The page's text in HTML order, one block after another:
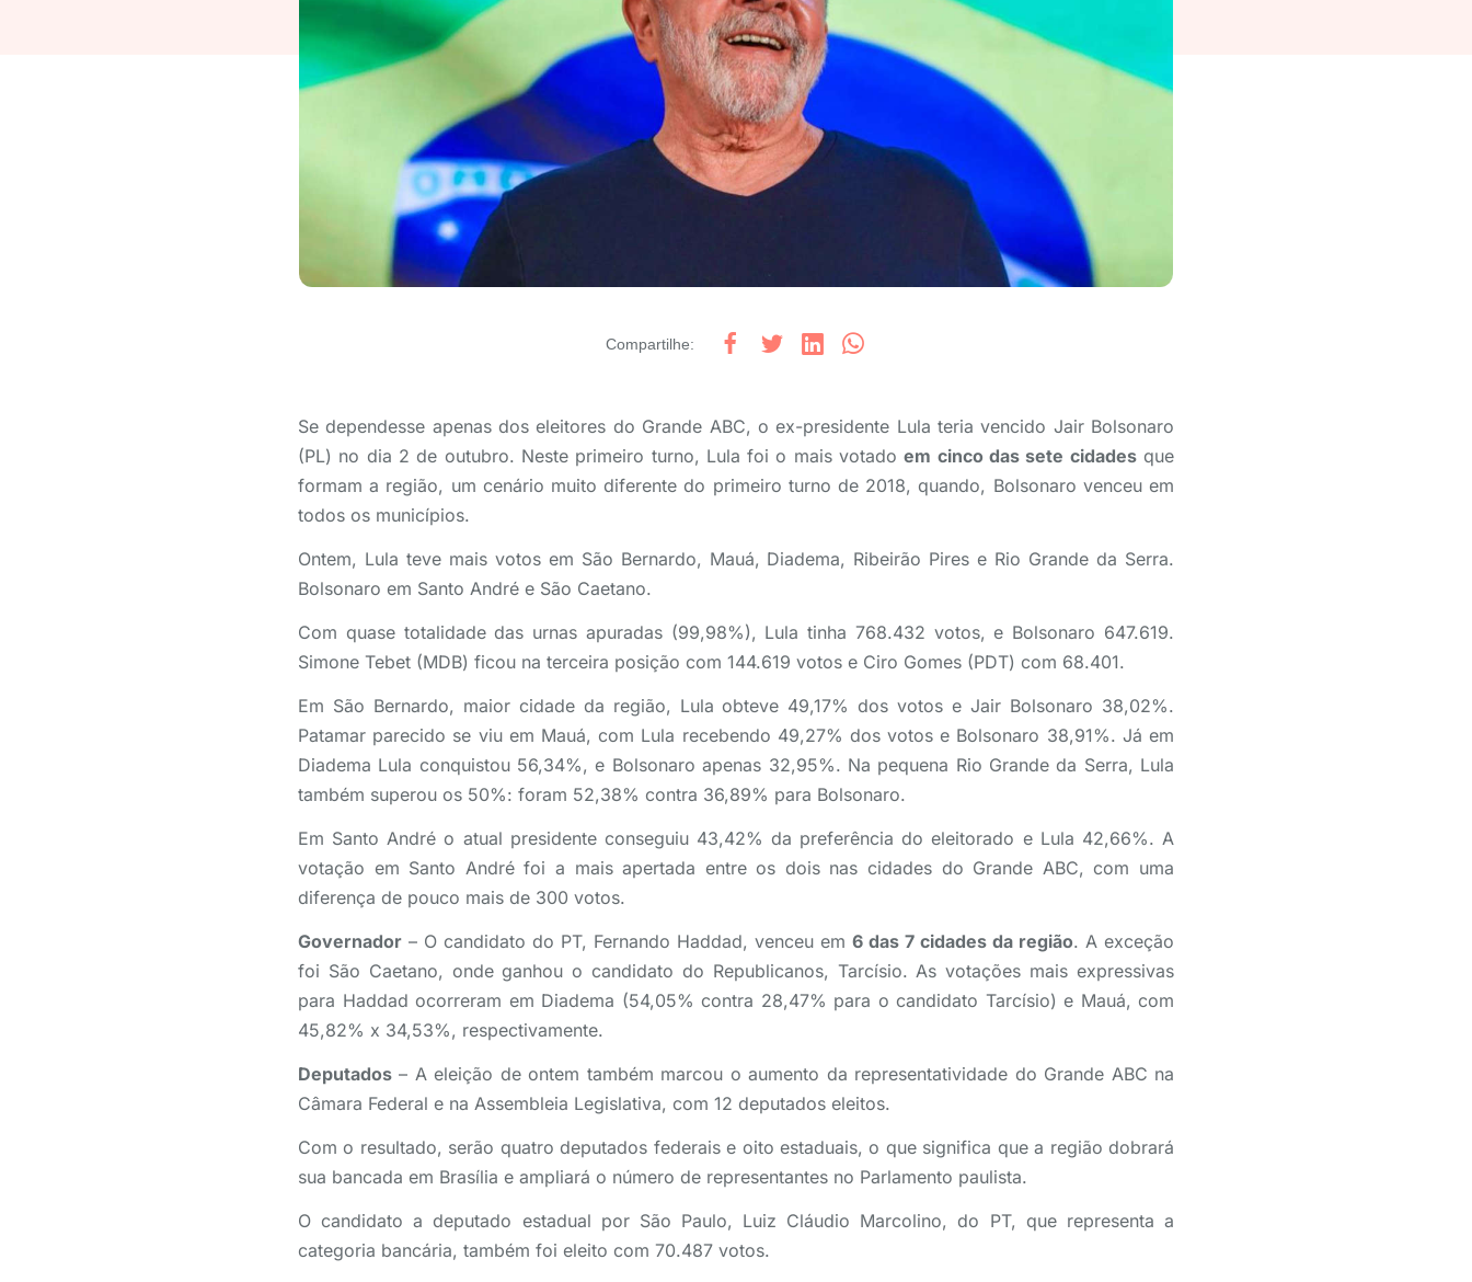
Compartilhe:
Se dependesse apenas dos eleitores do Grande ABC, o ex-presidente Lula teria vencido Jair Bolsonaro
(PL) no dia 2 de outubro. Neste primeiro turno, Lula foi o mais votadoem cinco das sete cidadesque
formam a região, um cenário muito diferente do primeiro turno de 2018, quando, Bolsonaro venceu em
todos os municípios.
Ontem, Lula teve mais votos em São Bernardo, Mauá, Diadema, Ribeirão Pires e Rio Grande da Serra.
Bolsonaro em Santo André e São Caetano.
Com quase totalidade das urnas apuradas (99,98%), Lula tinha 768.432 votos, e Bolsonaro 647.619.
Simone Tebet (MDB) ficou na terceira posição com 144.619 votos e Ciro Gomes (PDT) com 68.401.
Em São Bernardo, maior cidade da região, Lula obteve 49,17% dos votos e Jair Bolsonaro 38,02%.
Patamar parecido se viu em Mauá, com Lula recebendo 49,27% dos votos e Bolsonaro 38,91%. Já em
Diadema Lula conquistou 56,34%, e Bolsonaro apenas 32,95%. Na pequena Rio Grande da Serra, Lula
também superou os 50%: foram 52,38% contra 36,89% para Bolsonaro.
Em Santo André o atual presidente conseguiu 43,42% da preferência do eleitorado e Lula 42,66%. A
votação em Santo André foi a mais apertada entre os dois nas cidades do Grande ABC, com uma
diferença de pouco mais de 300 votos.
Governador – O candidato do PT, Fernando Haddad, venceu em 6 das 7 cidades da região. A exceção
foi São Caetano, onde ganhou o candidato do Republicanos, Tarcísio. As votações mais expressivas
para Haddad ocorreram em Diadema (54,05% contra 28,47% para o candidato Tarcísio) e Mauá, com
45,82% x 34,53%, respectivamente.
Deputados – A eleição de ontem também marcou o aumento da representatividade do Grande ABC na
Câmara Federal e na Assembleia Legislativa, com 12 deputados eleitos.
Com o resultado, serão quatro deputados federais e oito estaduais, o que significa que a região dobrará
sua bancada em Brasília e ampliará o número de representantes no Parlamento paulista.
O candidato a deputado estadual por São Paulo, Luiz Cláudio Marcolino, do PT, que representa a
categoria bancária, também foi eleito com 70.487 votos.